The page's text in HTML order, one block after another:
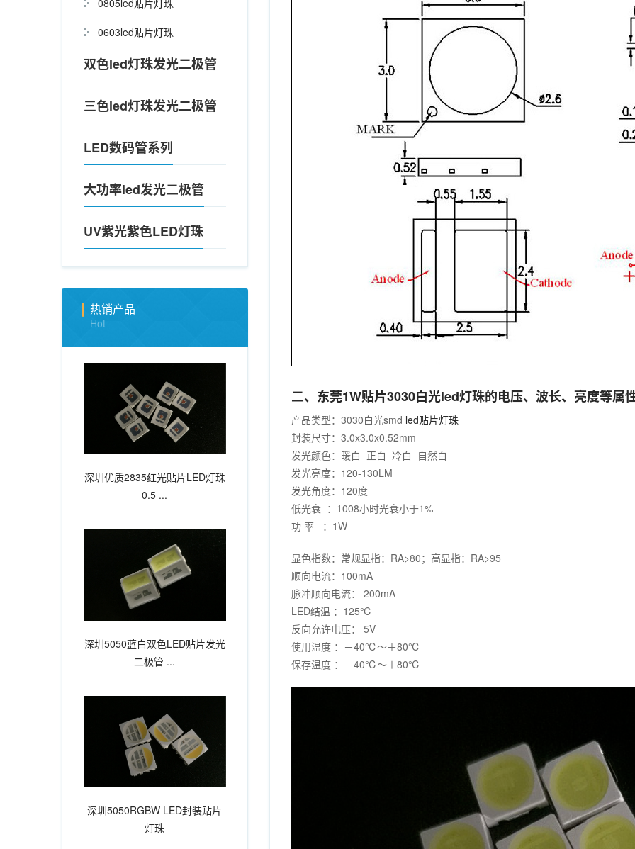
0805led贴片灯珠
0603led贴片灯珠
双色led灯珠发光二极管
三色led灯珠发光二极管
LED数码管系列
大功率led发光二极管
UV紫光紫色LED灯珠
热销产品
Hot
深圳优质2835红光贴片LED灯珠
0.5 ...
深圳5050蓝白双色LED贴片发光
二极管 ...
深圳5050RGBW LED封装贴片
灯珠
二、东莞1W贴片3030白光led灯珠的电压、波长、亮度等属
产品类型：3030白光smd led贴片灯珠
封装尺寸：3.0x3.0x0.52mm
发光颜色：暖白 正白 冷白 自然白
发光亮度：120-130LM
发光角度：120度
低光衰 ：1008小时光衰小于1%
功 率 ：1W
显色指数：常规显指：RA>80；高显指：RA>95
顺向电流：100mA
脉冲顺向电流： 200mA
LED结温 ：125℃
反向允许电压： 5V
使用温度 ：－40℃～＋80℃
保存温度 ：－40℃～＋80℃